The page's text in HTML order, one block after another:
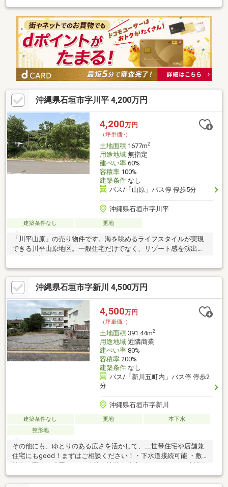
沖縄県石垣市字川平 4,200万円
4,200万円
（坪単価:-）
土地面積1677m2
用途地域無指定
建ぺい率60%
容積率100%
建築条件なし
バス/「山原」バス停 停歩5分
沖縄県石垣市字川平
建築条件なし 更地
「川平山原」の売り物件です。海を眺めるライフスタイルが実現
できる川平山原地区。一般住宅だけでなく、リゾート感を演出し
す。
沖縄県石垣市字新川 4,500万円
4,500万円
（坪単価:-）
土地面積391.44m2
用途地域近隣商業
建ぺい率80%
容積率200%
建築条件なし
バス/「新川五町内」バス停 停歩2
分
沖縄県石垣市字新川
建築条件なし 更地
本下水
整形地
その他にも、ゆとりのある広さを活かして、二世帯住宅や店舗兼
住宅にもgood！まずはご相談ください！・下水道接続可能 ・敷
地には、建物が建っていた履歴があります。